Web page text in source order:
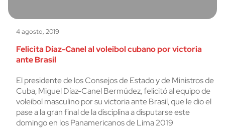
4 agosto, 2019
Felicita Díaz-Canel al voleibol cubano por victoria
ante Brasil
El presidente de los Consejos de Estado y de Ministros de
Cuba, Miguel Díaz-Canel Bermúdez, felicitó al equipo de
voleibol masculino por su victoria ante Brasil, que le dio el
pase a la gran final de la disciplina a disputarse este
domingo en los Panamericanos de Lima 2019